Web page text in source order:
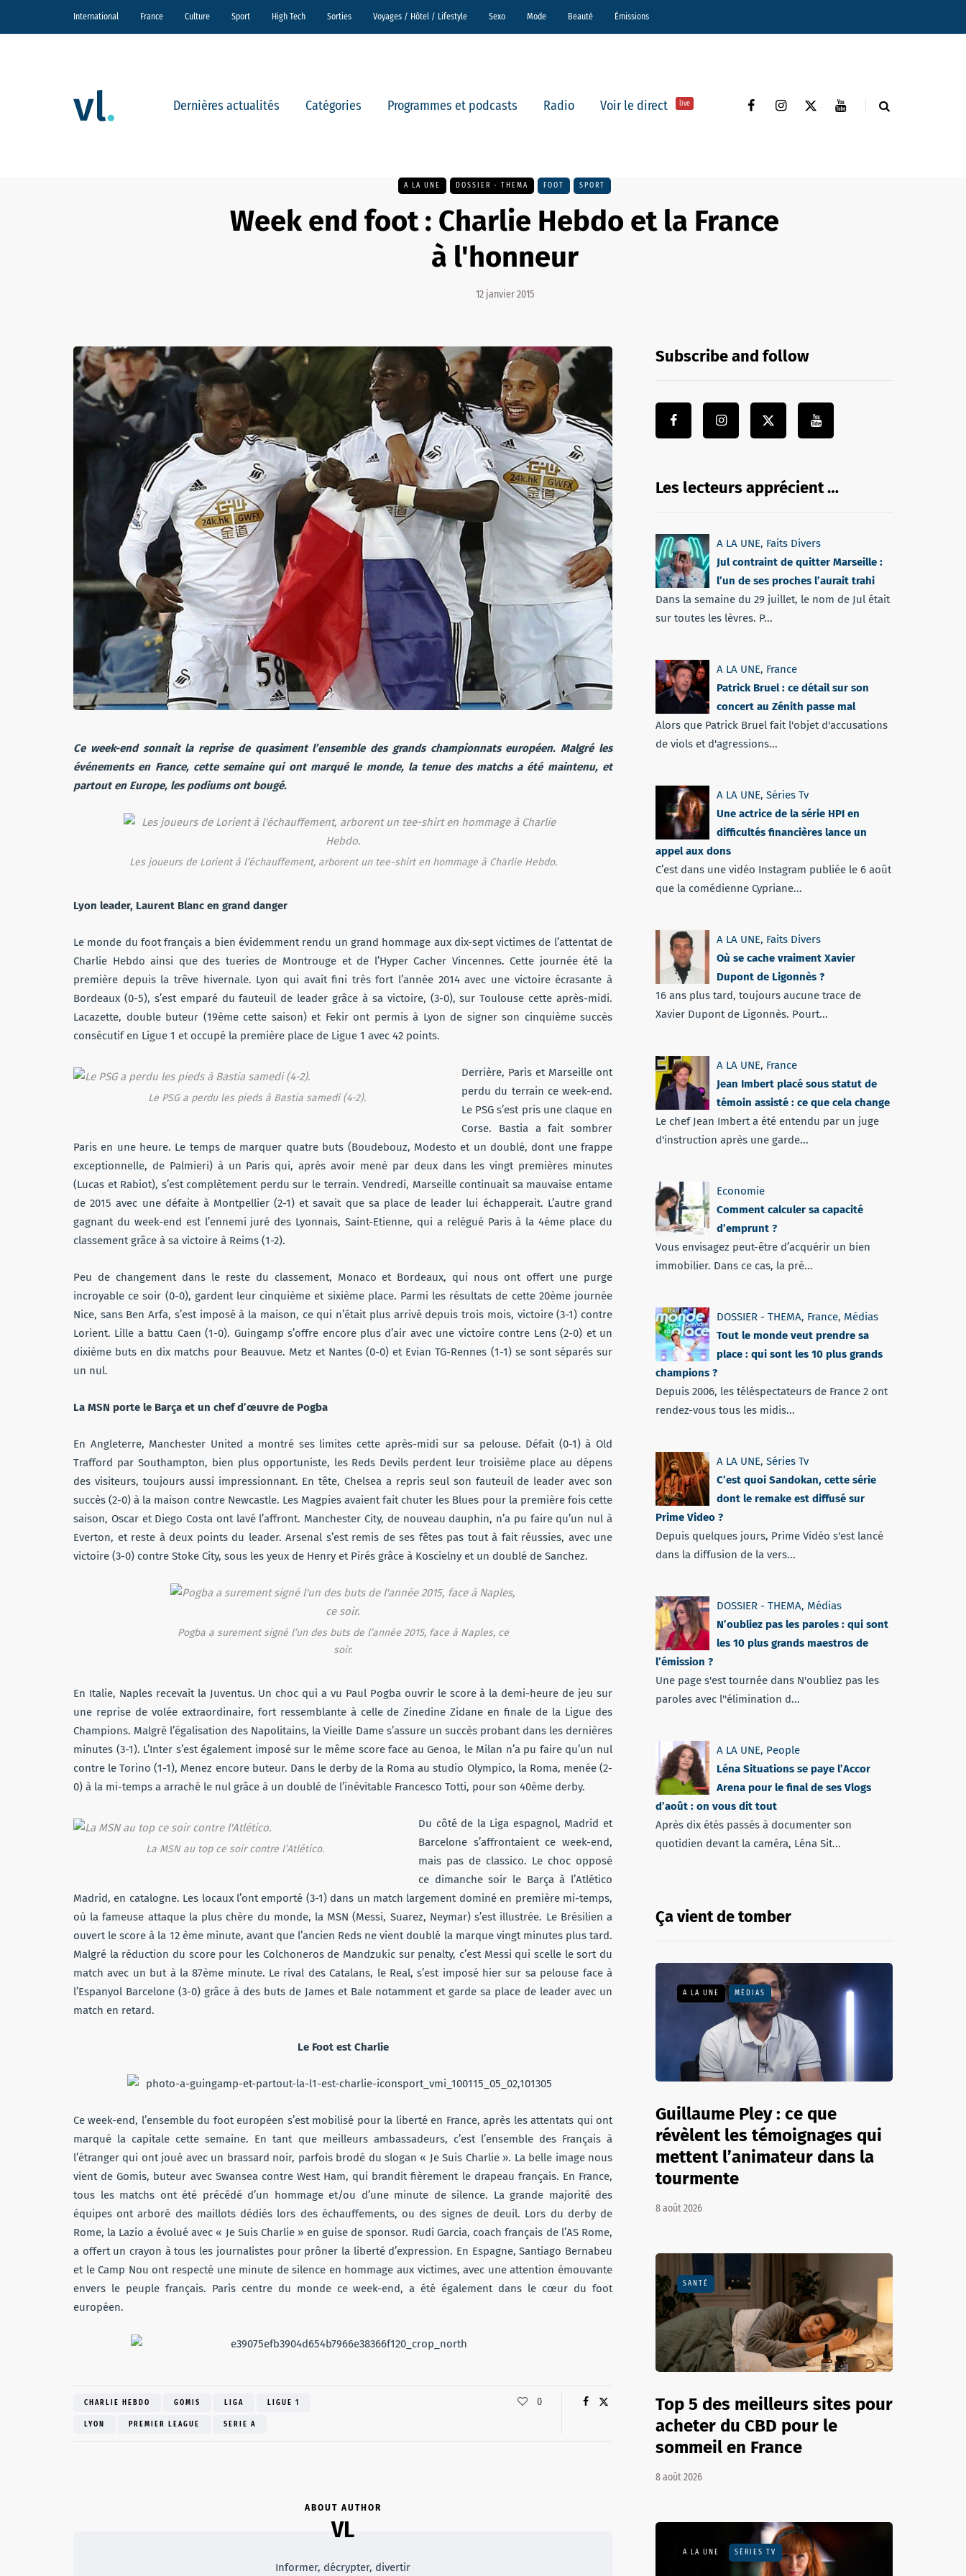
International France Culture Sport High Tech Sorties Voyages / Hôtel / Lifestyle Sexo Mode Beauté Émissions
Dernières actualités Catégories Programmes et podcasts Radio Voir le direct live
A LA UNE DOSSIER - THEMA FOOT SPORT
Week end foot : Charlie Hebdo et la France
à l'honneur
12 janvier 2015
Ce week-end sonnait la reprise de quasiment l’ensemble des grands championnats européen. Malgré les
événements en France, cette semaine qui ont marqué le monde, la tenue des matchs a été maintenu, et
partout en Europe, les podiums ont bougé.
Les joueurs de Lorient à l’échauffement, arborent un tee-shirt en hommage à Charlie Hebdo.
Lyon leader, Laurent Blanc en grand danger
Le monde du foot français a bien évidemment rendu un grand hommage aux dix-sept victimes de l’attentat de
Charlie Hebdo ainsi que des tueries de Montrouge et de l’Hyper Cacher Vincennes. Cette journée été la
première depuis la trêve hivernale. Lyon qui avait fini très fort l’année 2014 avec une victoire écrasante à
Bordeaux (0-5), s’est emparé du fauteuil de leader grâce à sa victoire, (3-0), sur Toulouse cette après-midi.
Lacazette, double buteur (19ème cette saison) et Fekir ont permis à Lyon de signer son cinquième succès
consécutif en Ligue 1 et occupé la première place de Ligue 1 avec 42 points.
Le PSG a perdu les pieds à Bastia samedi (4-2).
Derrière, Paris et Marseille ont
perdu du terrain ce week-end.
Le PSG s’est pris une claque en
Corse. Bastia a fait sombrer
Paris en une heure. Le temps de marquer quatre buts (Boudebouz, Modesto et un doublé, dont une frappe
exceptionnelle, de Palmieri) à un Paris qui, après avoir mené par deux dans les vingt premières minutes
(Lucas et Rabiot), s’est complètement perdu sur le terrain. Vendredi, Marseille continuait sa mauvaise entame
de 2015 avec une défaite à Montpellier (2-1) et savait que sa place de leader lui échapperait. L’autre grand
gagnant du week-end est l’ennemi juré des Lyonnais, Saint-Etienne, qui a relégué Paris à la 4éme place du
classement grâce à sa victoire à Reims (1-2).
Peu de changement dans le reste du classement, Monaco et Bordeaux, qui nous ont offert une purge
incroyable ce soir (0-0), gardent leur cinquième et sixième place. Parmi les résultats de cette 20ème journée
Nice, sans Ben Arfa, s’est imposé à la maison, ce qui n’était plus arrivé depuis trois mois, victoire (3-1) contre
Lorient. Lille a battu Caen (1-0). Guingamp s’offre encore plus d’air avec une victoire contre Lens (2-0) et un
dixième buts en dix matchs pour Beauvue. Metz et Nantes (0-0) et Evian TG-Rennes (1-1) se sont séparés sur
un nul.
La MSN porte le Barça et un chef d’œuvre de Pogba
En Angleterre, Manchester United a montré ses limites cette après-midi sur sa pelouse. Défait (0-1) à Old
Trafford par Southampton, bien plus opportuniste, les Reds Devils perdent leur troisième place au dépens
des visiteurs, toujours aussi impressionnant. En tête, Chelsea a repris seul son fauteuil de leader avec son
succès (2-0) à la maison contre Newcastle. Les Magpies avaient fait chuter les Blues pour la première fois cette
saison, Oscar et Diego Costa ont lavé l’affront. Manchester City, de nouveau dauphin, n’a pu faire qu’un nul à
Everton, et reste à deux points du leader. Arsenal s’est remis de ses fêtes pas tout à fait réussies, avec une
victoire (3-0) contre Stoke City, sous les yeux de Henry et Pirés grâce à Koscielny et un doublé de Sanchez.
Pogba a surement signé l’un des buts de l’année 2015, face à Naples, ce
soir.
En Italie, Naples recevait la Juventus. Un choc qui a vu Paul Pogba ouvrir le score à la demi-heure de jeu sur
une reprise de volée extraordinaire, fort ressemblante à celle de Zinedine Zidane en finale de la Ligue des
Champions. Malgré l’égalisation des Napolitains, la Vieille Dame s’assure un succès probant dans les dernières
minutes (3-1). L’Inter s’est également imposé sur le même score face au Genoa, le Milan n’a pu faire qu’un nul
contre le Torino (1-1), Menez encore buteur. Dans le derby de la Roma au studio Olympico, la Roma, menée (2-
0) à la mi-temps a arraché le nul grâce à un doublé de l’inévitable Francesco Totti, pour son 40ème derby.
La MSN au top ce soir contre l’Atlético.
Du côté de la Liga espagnol, Madrid et
Barcelone s’affrontaient ce week-end,
mais pas de classico. Le choc opposé
ce dimanche soir le Barça à l’Atlético
Madrid, en catalogne. Les locaux l’ont emporté (3-1) dans un match largement dominé en première mi-temps,
où la fameuse attaque la plus chère du monde, la MSN (Messi, Suarez, Neymar) s’est illustrée. Le Brésilien a
ouvert le score à la 12 ème minute, avant que l’ancien Reds ne vient doublé la marque vingt minutes plus tard.
Malgré la réduction du score pour les Colchoneros de Mandzukic sur penalty, c’est Messi qui scelle le sort du
match avec un but à la 87ème minute. Le rival des Catalans, le Real, s’est imposé hier sur sa pelouse face à
l’Espanyol Barcelone (3-0) grâce à des buts de James et Bale notamment et garde sa place de leader avec un
match en retard.
Le Foot est Charlie
Ce week-end, l’ensemble du foot européen s’est mobilisé pour la liberté en France, après les attentats qui ont
marqué la capitale cette semaine. En tant que meilleurs ambassadeurs, c’est l’ensemble des Français à
l’étranger qui ont joué avec un brassard noir, parfois brodé du slogan « Je Suis Charlie ». La belle image nous
vient de Gomis, buteur avec Swansea contre West Ham, qui brandit fièrement le drapeau français. En France,
tous les matchs ont été précédé d’un hommage et/ou d’une minute de silence. La grande majorité des
équipes ont arboré des maillots dédiés lors des échauffements, ou des signes de deuil. Lors du derby de
Rome, la Lazio a évolué avec « Je Suis Charlie » en guise de sponsor. Rudi Garcia, coach français de l’AS Rome,
a offert un crayon à tous les journalistes pour prôner la liberté d’expression. En Espagne, Santiago Bernabeu
et le Camp Nou ont respecté une minute de silence en hommage aux victimes, avec une attention émouvante
envers le peuple français. Paris centre du monde ce week-end, a été également dans le cœur du foot
européen.
CHARLIE HEBDO GOMIS LIGA LIGUE 1
LYON PREMIER LEAGUE SERIE A
0
ABOUT AUTHOR
VL
Informer, décrypter, divertir
Subscribe and follow
Les lecteurs apprécient …
A LA UNE, Faits Divers
Jul contraint de quitter Marseille :
l’un de ses proches l’aurait trahi
Dans la semaine du 29 juillet, le nom de Jul était
sur toutes les lèvres. P...
A LA UNE, France
Patrick Bruel : ce détail sur son
concert au Zénith passe mal
Alors que Patrick Bruel fait l'objet d'accusations
de viols et d'agressions...
A LA UNE, Séries Tv
Une actrice de la série HPI en
difficultés financières lance un
appel aux dons
C’est dans une vidéo Instagram publiée le 6 août
que la comédienne Cypriane...
A LA UNE, Faits Divers
Où se cache vraiment Xavier
Dupont de Ligonnès ?
16 ans plus tard, toujours aucune trace de
Xavier Dupont de Ligonnès. Pourt...
A LA UNE, France
Jean Imbert placé sous statut de
témoin assisté : ce que cela change
Le chef Jean Imbert a été entendu par un juge
d'instruction après une garde...
Economie
Comment calculer sa capacité
d’emprunt ?
Vous envisagez peut-être d’acquérir un bien
immobilier. Dans ce cas, la pré...
DOSSIER - THEMA, France, Médias
Tout le monde veut prendre sa
place : qui sont les 10 plus grands
champions ?
Depuis 2006, les téléspectateurs de France 2 ont
rendez-vous tous les midis...
A LA UNE, Séries Tv
C’est quoi Sandokan, cette série
dont le remake est diffusé sur
Prime Video ?
Depuis quelques jours, Prime Vidéo s'est lancé
dans la diffusion de la vers...
DOSSIER - THEMA, Médias
N’oubliez pas les paroles : qui sont
les 10 plus grands maestros de
l’émission ?
Une page s'est tournée dans N'oubliez pas les
paroles avec l''élimination d...
A LA UNE, People
Léna Situations se paye l’Accor
Arena pour le final de ses Vlogs
d’août : on vous dit tout
Après dix étés passés à documenter son
quotidien devant la caméra, Léna Sit...
Ça vient de tomber
A LA UNE MÉDIAS
Guillaume Pley : ce que
révèlent les témoignages qui
mettent l’animateur dans la
tourmente
8 août 2026
SANTÉ
Top 5 des meilleurs sites pour
acheter du CBD pour le
sommeil en France
8 août 2026
A LA UNE SÉRIES TV